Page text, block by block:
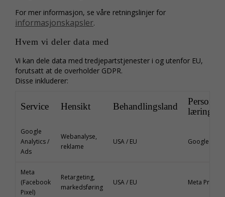
For mer informasjon, se våre retningslinjer for
informasjonskapsler.
Hvem vi deler data med
Vi kan dele data med tredjepartstjenester i og utenfor EU,
forutsatt at de overholder GDPR.
Disse inkluderer:
Service Hensikt Behandlingsland
læring
Google
Analytics /
Ads
Webanalyse,
reklame
USA / EU Google
Meta
(Facebook
Pixel)
Retargeting,
markedsføring
USA / EU Meta Privatliv